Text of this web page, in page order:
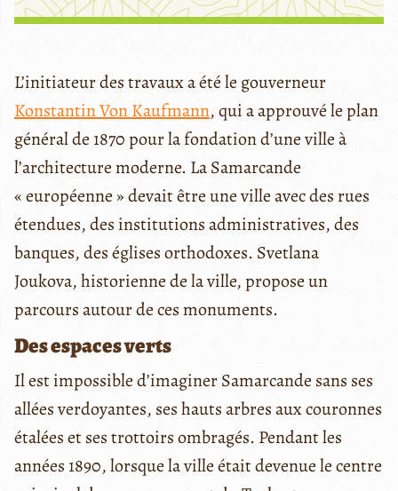
L’initiateur des travaux a été le gouverneur
Konstantin Von Kaufmann, qui a approuvé le plan
général de 1870 pour la fondation d’une ville à
l’architecture moderne. La Samarcande
« européenne » devait être une ville avec des rues
étendues, des institutions administratives, des
banques, des églises orthodoxes. Svetlana
Joukova, historienne de la ville, propose un
parcours autour de ces monuments.
Des espaces verts
Il est impossible d’imaginer Samarcande sans ses
allées verdoyantes, ses hauts arbres aux couronnes
étalées et ses trottoirs ombragés. Pendant les
années 1890, lorsque la ville était devenue le centre